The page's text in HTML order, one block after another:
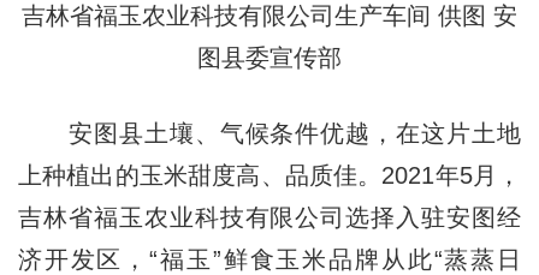
吉林省福玉农业科技有限公司生产车间 供图 安
图县委宣传部
安图县土壤、气候条件优越，在这片土地
上种植出的玉米甜度高、品质佳。2021年5月，
吉林省福玉农业科技有限公司选择入驻安图经
济开发区，“福玉”鲜食玉米品牌从此“蒸蒸日